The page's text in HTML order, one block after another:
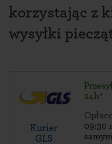
korzystając z
wysyłki
Kurier
GLS
24h*
09:30